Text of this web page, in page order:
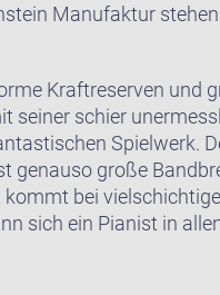
Manufaktur
Kraftreserven und
seiner schier
Spielwerk.
genauso große
bei
sich ein Pianist in